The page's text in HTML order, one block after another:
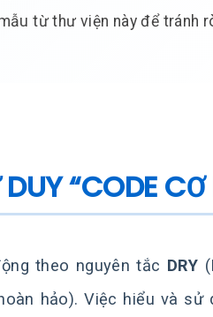
từ thư viện này để tránh
“CODE CƠ
theo nguyên tắc DRY
hảo). Việc hiểu và sử